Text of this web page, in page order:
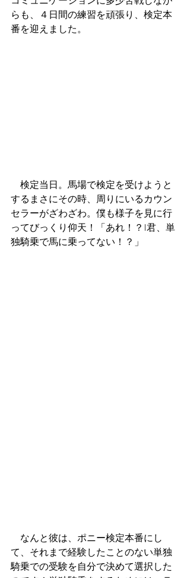
らも、４日間の練習を頑張り、検定本
番を迎えました。
検定当日。馬場で検定を受けようと
するまさにその時、周りにいるカウン
セラーがざわざわ。僕も様子を見に行
ってびっくり仰天！「あれ！？I君、単
独騎乗で馬に乗ってない！？」
なんと彼は、ポニー検定本番にし
て、それまで経験したことのない単独
騎乗での受験を自分で決めて選択した